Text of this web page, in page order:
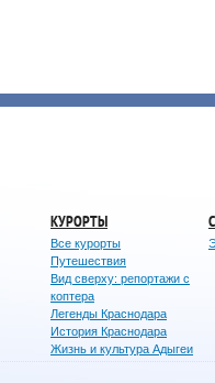
КУРОРТЫ
Все курорты
Путешествия
Вид сверху: репортажи с
коптера
Легенды Краснодара
История Краснодара
Жизнь и культура Адыгеи